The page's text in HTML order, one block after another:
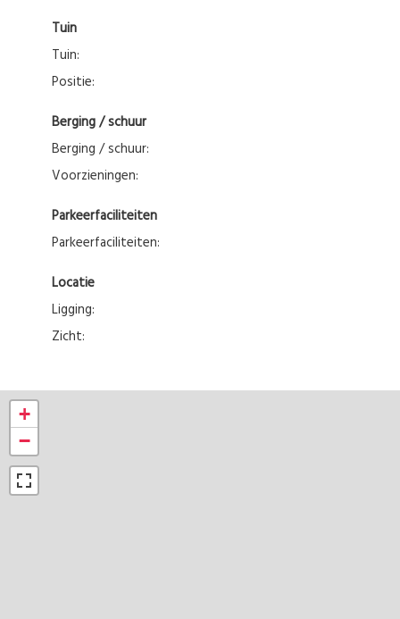
Tuin
Tuin:
Positie:
Berging / schuur
Berging / schuur:
Voorzieningen:
Parkeerfaciliteiten
Parkeerfaciliteiten:
Locatie
Ligging:
Zicht:
+
−